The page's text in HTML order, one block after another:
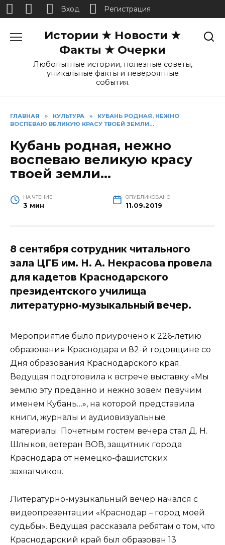
Истории ★ Новости ★
Факты ★ Очерки
Любопытные истории, полезные советы,
уникальные факты и невероятные
события.
ГЛАВНАЯ » КУЛЬТУРА »
КУБАНЬ РОДНАЯ, НЕЖНО
ВОСПЕВАЮ ВЕЛИКУЮ КРАСУ ТВОЕЙ ЗЕМЛИ…
Кубань родная, нежно
воспеваю великую красу
твоей земли…
НА ЧТЕНИЕ
3 мин
ОПУБЛИКОВАНО
11.09.2019
8 сентября сотрудник читального
зала ЦГБ им. Н. А. Некрасова провела
для кадетов Краснодарского
президентского училища
литературно-музыкальный вечер.
Мероприятие было приурочено к 226-летию
образования Краснодара и 82-й годовщине со
Дня образования Краснодарского края.
Ведущая подготовила к встрече выставку «Мы
землю эту преданно и нежно зовем певучим
именем Кубань…», на которой представила
книги, журналы и аудиовизуальные
материалы. Почетным гостем вечера стал Д. Н.
Шлыков, ветеран ВОВ, защитник города
Краснодара от немецко-фашистских
захватчиков.
Литературно-музыкальный вечер начался с
видеопрезентации «Краснодар – город моей
судьбы». Ведущая рассказала ребятам о том, что
Краснодарский край был образован 13
Вход Регистрация